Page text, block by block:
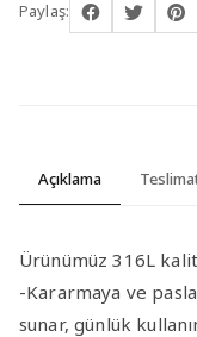
Paylaş:
Açıklama
Ürünümüz 316L
-Kararmaya ve
sunar, günlük